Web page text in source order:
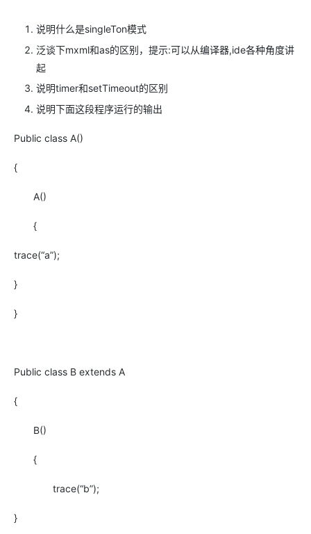
说明什么是singleTon模式
泛谈下mxml和as的区别，提示:可以从编译器,ide各种角度讲
起
说明timer和setTimeout的区别
说明下面这段程序运行的输出
Public class A()
{
A()
{
trace(“a”);
}
}
Public class B extends A
{
B()
{
trace(“b”);
}